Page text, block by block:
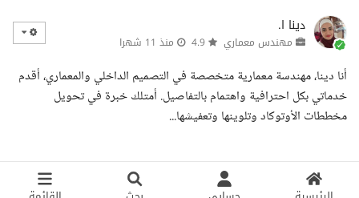
دينا ا.
مهندس معماري منذ 11 شهرا
أنا دينا، مهندسة معمارية متخصصة في التصميم الداخلي والمعماري، أقدم
خدماتي بكل احترافية واهتمام بالتفاصيل. أمتلك خبرة في تحويل
مخططات الأوتوكاد وتلوينها وتعفيشها...